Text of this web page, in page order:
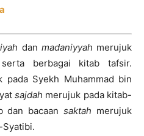
dan madaniyyah merujuk
berbagai kitab tafsir.
Syekh Muhammad bin
sajdah merujuk pada kitab-
dan bacaansaktah merujuk
Syatibi.